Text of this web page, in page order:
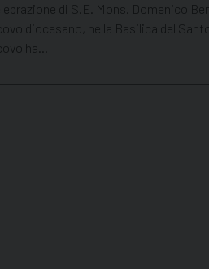
di S.E. Mons. Domenico
diocesano, nella Basilica del
ha…